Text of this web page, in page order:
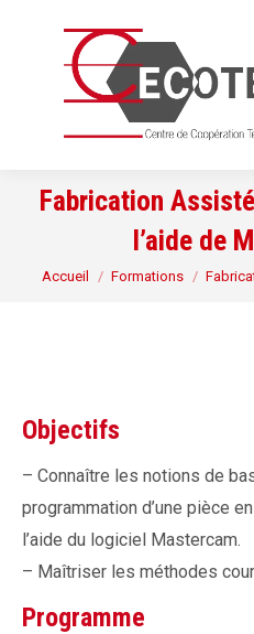
Fabrication
l’aide de
Vous êtes ici :
Accueil Formations
Objectifs
– Connaître les notions de
programmation d’une pièce
l’aide du logiciel Mastercam.
– Maîtriser les méthodes
Programme